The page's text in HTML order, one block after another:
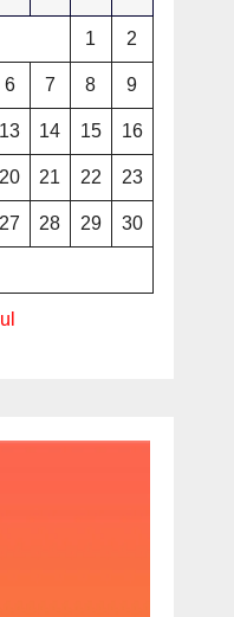
1 2
6 7 8 9
13 14 15 16
20 21 22 23
27 28 29 30